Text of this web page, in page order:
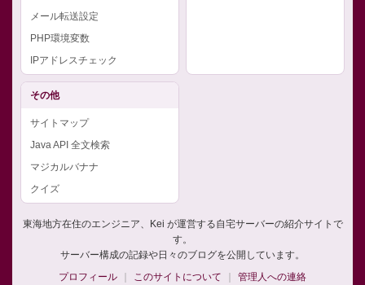
メール転送設定
PHP環境変数
IPアドレスチェック
その他
サイトマップ
Java API 全文検索
マジカルバナナ
クイズ
東海地方在住のエンジニア、Kei が運営する自宅サーバーの紹介サイトで
す。
サーバー構成の記録や日々のブログを公開しています。
プロフィール
このサイトについて 管理人への連絡